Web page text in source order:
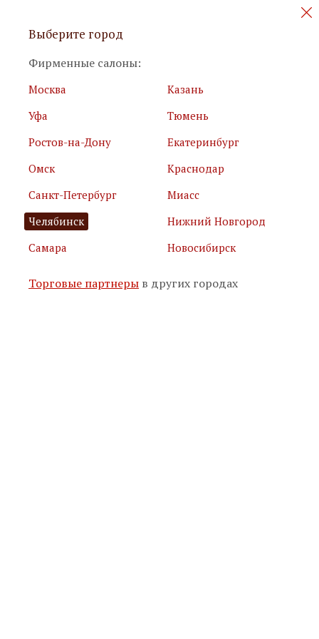
Персональные акции и новинки
Я принимаю
условия использования сайта
Я соглашаюсь сполитикой обработки персональных
данных
Подписаться
Выберите город
Фирменные салоны:
Москва
Казань
Уфа
Тюмень
Ростов-на-Дону
Екатеринбург
Омск
Краснодар
Санкт-Петербург
Миасс
Челябинск
Нижний Новгород
Самара
Новосибирск
Торговые партнеры в других городах